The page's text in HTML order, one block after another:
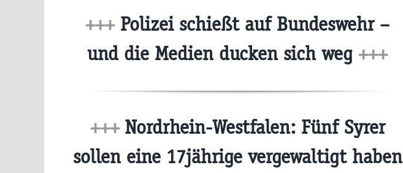
+++Polizei schießt auf Bundeswehr –
und die Medien ducken sich weg +++
+++Nordrhein-Westfalen: Fünf Syrer
sollen eine 17jährige vergewaltigt haben